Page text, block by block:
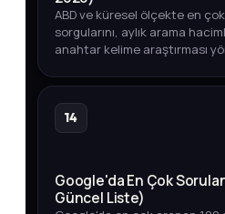
ABD ve küresel ölçekte en
sorgularını, aylık arama
anahtar kelime araştırması
14
Google'da En Çok
Güncel Liste)